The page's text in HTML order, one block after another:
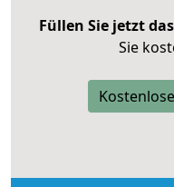
Füllen Sie jetzt
Sie